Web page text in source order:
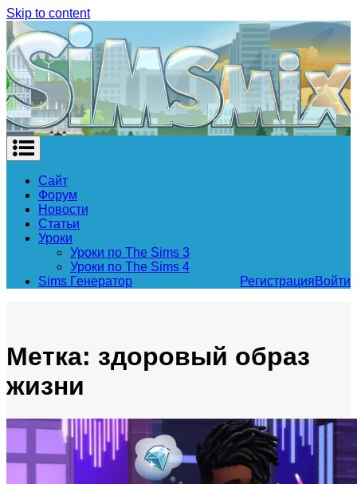
Skip to content
Сайт
Форум
Новости
Статьи
Уроки
Уроки по The Sims 3
Уроки по The Sims 4
Войти
Регистрация
Sims Генератор
Метка: здоровый образ
жизни